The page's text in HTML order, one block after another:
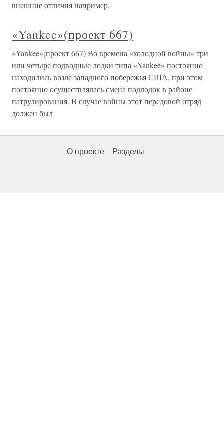
внешние отличия например,
«Yankee»(проект 667)
«Yankee»(проект 667) Во времена «холодной войны» три
или четыре подводные лодки типа «Yankee» постоянно
находились возле западного побережья США, при этом
постоянно осуществлялась смена подлодок в районе
патрулирования. В случае войны этот передовой отряд
должен был
О проекте Разделы